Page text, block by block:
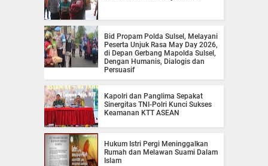
Bid Propam Polda Sulsel, Melayani
Peserta Unjuk Rasa May Day 2026,
di Depan Gerbang Mapolda Sulsel,
Dengan Humanis, Dialogis dan
Persuasif
Kapolri dan Panglima Sepakat
Sinergitas TNI-Polri Kunci Sukses
Keamanan KTT ASEAN
Hukum Istri Pergi Meninggalkan
Rumah dan Melawan Suami Dalam
Islam